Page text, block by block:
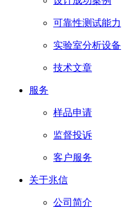
可靠性测试能力
实验室分析设备
技术文章
服务
样品申请
监督投诉
客户服务
关于兆信
公司简介